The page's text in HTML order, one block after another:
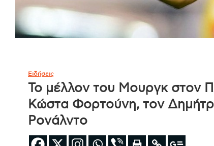
Ειδήσεις
Το μέλλον του Μουργκ στον
Κώστα Φορτούνη, τον
Ρονάλντο